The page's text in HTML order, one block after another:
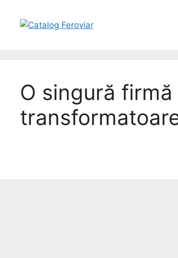
O singură